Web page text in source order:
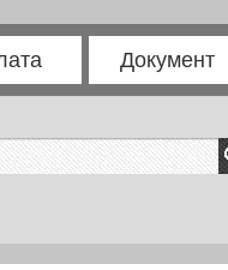
Документ